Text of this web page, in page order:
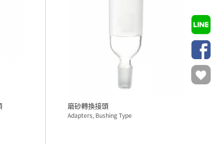
磨砂轉換接頭
Adapters, Bushing Type